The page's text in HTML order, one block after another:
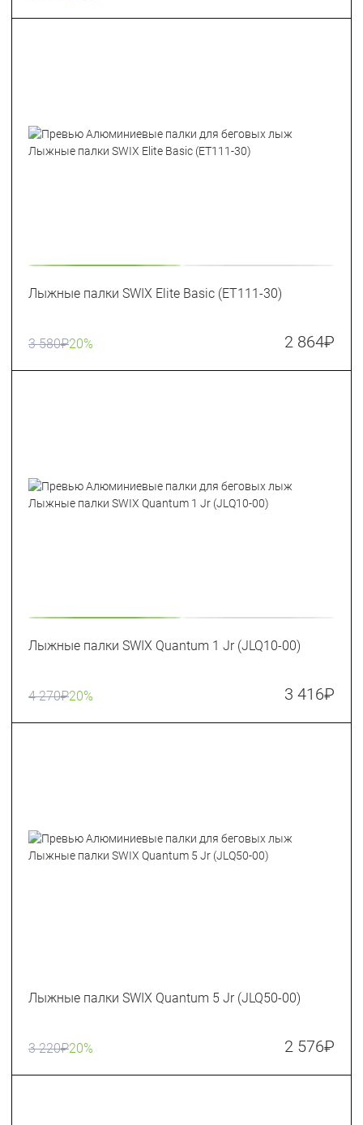
Лыжные палки SWIX Elite Basic (ET111-30)
3 580₽20% 2 864₽
Лыжные палки SWIX Quantum 1 Jr (JLQ10-00)
4 270₽20% 3 416₽
Лыжные палки SWIX Quantum 5 Jr (JLQ50-00)
3 220₽20% 2 576₽